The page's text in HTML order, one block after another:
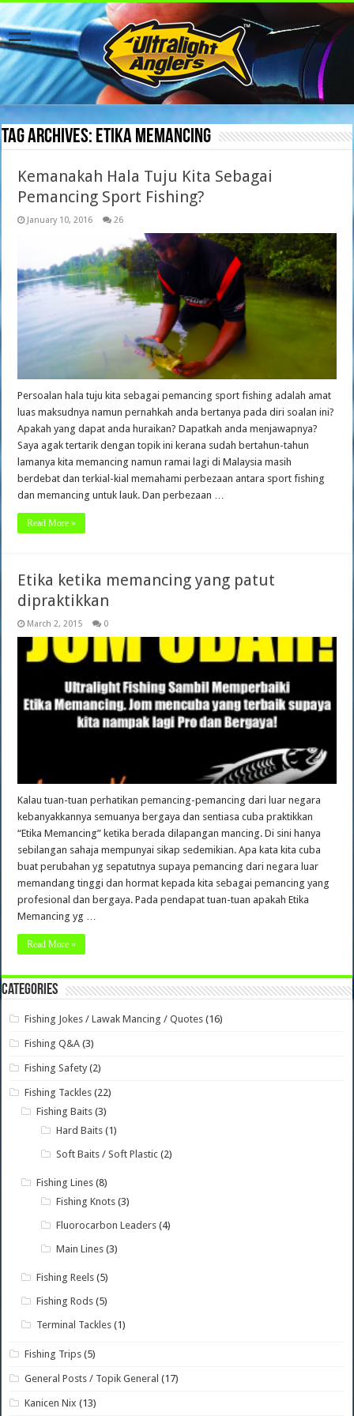
Tag Archives: etika memancing
Kemanakah Hala Tuju Kita Sebagai
Pemancing Sport Fishing?
January 10, 2016 26
Persoalan hala tuju kita sebagai pemancing sport fishing adalah amat
luas maksudnya namun pernahkah anda bertanya pada diri soalan ini?
Apakah yang dapat anda huraikan? Dapatkah anda menjawapnya?
Saya agak tertarik dengan topik ini kerana sudah bertahun-tahun
lamanya kita memancing namun ramai lagi di Malaysia masih
berdebat dan terkial-kial memahami perbezaan antara sport fishing
dan memancing untuk lauk. Dan perbezaan …
Read More »
Etika ketika memancing yang patut
dipraktikkan
March 2, 2015 0
Kalau tuan-tuan perhatikan pemancing-pemancing dari luar negara
kebanyakkannya semuanya bergaya dan sentiasa cuba praktikkan
“Etika Memancing” ketika berada dilapangan mancing. Di sini hanya
sebilangan sahaja mempunyai sikap sedemikian. Apa kata kita cuba
buat perubahan yg sepatutnya supaya pemancing dari negara luar
memandang tinggi dan hormat kepada kita sebagai pemancing yang
profesional dan bergaya. Pada pendapat tuan-tuan apakah Etika
Memancing yg …
Read More »
Categories
Fishing Jokes / Lawak Mancing / Quotes (16)
Fishing Q&A (3)
Fishing Safety (2)
Fishing Tackles (22)
Fishing Baits (3)
Hard Baits (1)
Soft Baits / Soft Plastic (2)
Fishing Lines (8)
Fishing Knots (3)
Fluorocarbon Leaders (4)
Main Lines (3)
Fishing Reels (5)
Fishing Rods (5)
Terminal Tackles (1)
Fishing Trips (5)
General Posts / Topik General (17)
Kanicen Nix (13)